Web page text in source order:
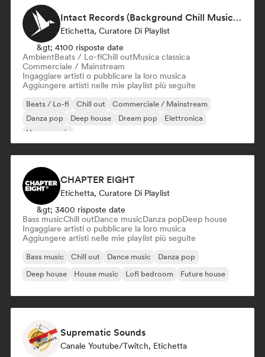
Intact Records (Background Chill Music & Good Vibes On The Road)
Etichetta, Curatore Di Playlist
&gt; 4100 risposte date
AmbientBeats / Lo-fiChill outMusica classica
Commerciale / Mainstream
Ingaggiare artisti o pubblicare la loro musica
Aggiungere artisti nelle mie playlist più seguite
Beats / Lo-fi Chill out
Commerciale / Mainstream
Danza pop
Deep house Dream pop
Elettronica
House music
CHAPTER EIGHT
Etichetta, Curatore Di Playlist
&gt; 3400 risposte date
Bass musicChill outDance musicDanza popDeep house
Ingaggiare artisti o pubblicare la loro musica
Aggiungere artisti nelle mie playlist più seguite
Bass music Chill out Dance music
Danza pop
Deep house
House music Lofi bedroom Future house
Suprematic Sounds
Canale Youtube/Twitch, Etichetta